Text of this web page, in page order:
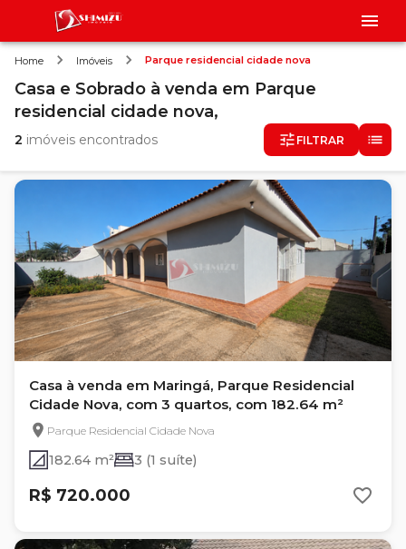
Home Imóveis Parque residencial cidade nova
Casa e Sobrado à venda em Parque
residencial cidade nova,
2 imóveis encontrados FILTRAR
Casa à venda em Maringá, Parque Residencial
Cidade Nova, com 3 quartos, com 182.64 m²
Parque Residencial Cidade Nova
182.64 m² 3 (1 suíte)
R$ 720.000